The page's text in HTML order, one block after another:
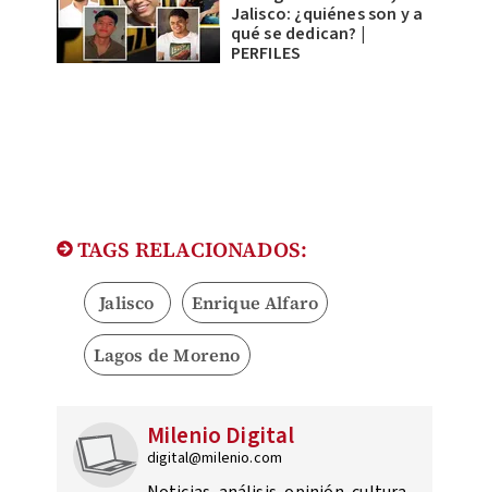
Jalisco: ¿quiénes son y a
qué se dedican? |
PERFILES
TAGS RELACIONADOS:
Jalisco Enrique Alfaro
Lagos de Moreno
Milenio Digital
digital@milenio.com